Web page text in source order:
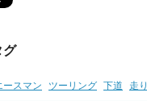
グ
ースマン ツーリング 下道 走り